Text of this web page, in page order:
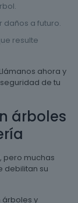
daños a futuro.
resulte
ahora y
de tu
árboles
pero muchas
debilitan su
árboles y